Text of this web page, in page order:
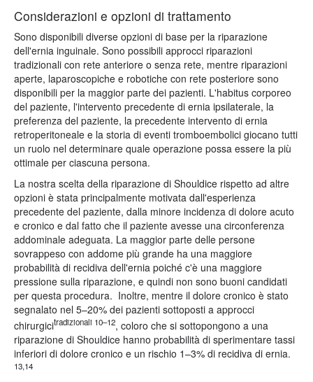
Considerazioni e opzioni di trattamento
Sono disponibili diverse opzioni di base per la riparazione
dell'ernia inguinale. Sono possibili approcci riparazioni
tradizionali con rete anteriore o senza rete, mentre riparazioni
aperte, laparoscopiche e robotiche con rete posteriore sono
disponibili per la maggior parte dei pazienti. L'habitus corporeo
del paziente, l'intervento precedente di ernia ipsilaterale, la
preferenza del paziente, la precedente intervento di ernia
retroperitoneale e la storia di eventi tromboembolici giocano tutti
un ruolo nel determinare quale operazione possa essere la più
ottimale per ciascuna persona.
La nostra scelta della riparazione di Shouldice rispetto ad altre
opzioni è stata principalmente motivata dall'esperienza
precedente del paziente, dalla minore incidenza di dolore acuto
e cronico e dal fatto che il paziente avesse una circonferenza
addominale adeguata. La maggior parte delle persone
sovrappeso con addome più grande ha una maggiore
probabilità di recidiva dell'ernia poiché c'è una maggiore
pressione sulla riparazione, e quindi non sono buoni candidati
per questa procedura. Inoltre, mentre il dolore cronico è stato
segnalato nel 5–20% dei pazienti sottoposti a approcci
chirurgicitradizionali 10–12, coloro che si sottopongono a una
riparazione di Shouldice hanno probabilità di sperimentare tassi
inferiori di dolore cronico e un rischio 1–3% di recidiva di ernia.
13,14